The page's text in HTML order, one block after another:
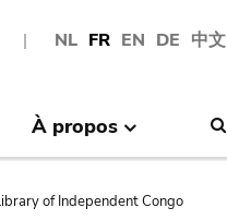
NL FR EN DE 中文
À propos
of Independent Congo